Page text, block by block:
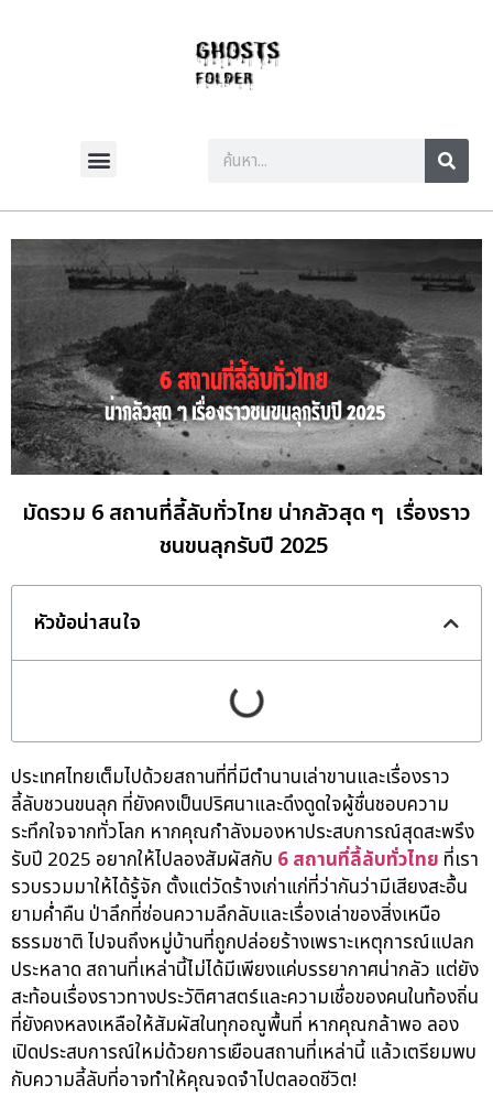
มัดรวม 6 สถานที่ลี้ลับทั่วไทย น่ากลัวสุด ๆ เรื่องราว
ชนขนลุกรับปี 2025
หัวข้อน่าสนใจ
ประเทศไทยเต็มไปด้วยสถานที่ที่มีตำนานเล่าขานและเรื่องราว
ลี้ลับชวนขนลุก ที่ยังคงเป็นปริศนาและดึงดูดใจผู้ชื่นชอบความ
ระทึกใจจากทั่วโลก หากคุณกำลังมองหาประสบการณ์สุดสะพรึง
รับปี 2025 อยากให้ไปลองสัมผัสกับ 6 สถานที่ลี้ลับทั่วไทย ที่เรา
รวบรวมมาให้ได้รู้จัก ตั้งแต่วัดร้างเก่าแก่ที่ว่ากันว่ามีเสียงสะอื้น
ยามค่ำคืน ป่าลึกที่ซ่อนความลึกลับและเรื่องเล่าของสิ่งเหนือ
ธรรมชาติ ไปจนถึงหมู่บ้านที่ถูกปล่อยร้างเพราะเหตุการณ์แปลก
ประหลาด สถานที่เหล่านี้ไม่ได้มีเพียงแค่บรรยากาศน่ากลัว แต่ยัง
สะท้อนเรื่องราวทางประวัติศาสตร์และความเชื่อของคนในท้องถิ่น
ที่ยังคงหลงเหลือให้สัมผัสในทุกอณูพื้นที่ หากคุณกล้าพอ ลอง
เปิดประสบการณ์ใหม่ด้วยการเยือนสถานที่เหล่านี้ แล้วเตรียมพบ
กับความลี้ลับที่อาจทำให้คุณจดจำไปตลอดชีวิต!